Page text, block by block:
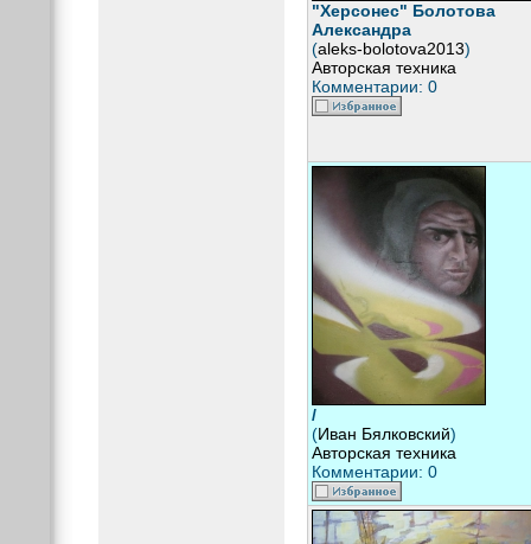
"Херсонес" Болотова
Александра
(aleks-bolotova2013)
Авторская техника
Комментарии: 0
/
(Иван Бялковский)
Авторская техника
Комментарии: 0